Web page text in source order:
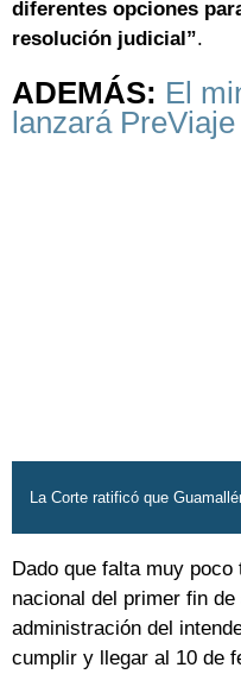
diferentes opciones
resolución judicial”.
ADEMÁS: El
lanzará
La Corte ratificó que
Dado que falta muy
nacional del primer fin
administración del
cumplir y llegar al 10 de